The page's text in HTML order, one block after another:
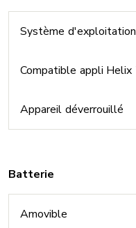
Système d'exploitation
Compatible appli
Appareil déverrouillé
Batterie
Amovible